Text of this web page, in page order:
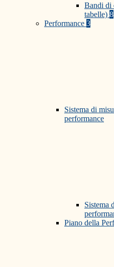
Bandi di
tabelle) 8
Performance 3
Sistema di
performance
Sistema
Piano della